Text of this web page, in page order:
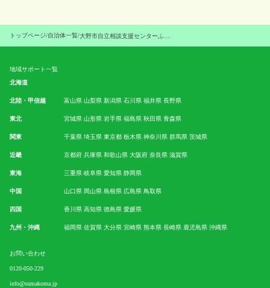
トップページ/自治体一覧/
地域サポート一覧
北海道
北陸・甲信越 富山県 山梨県 新潟県 石川県 福井県 長野県
東北 宮城県 山形県 岩手県 福島県 秋田県 青森県
関東 千葉県 埼玉県 東京都 栃木県 神奈川県 群馬県 茨城県
近畿 京都府 兵庫県 和歌山県 大阪府 奈良県 滋賀県
東海 三重県 岐阜県 愛知県 静岡県
中国 山口県 岡山県 島根県 広島県 鳥取県
四国 香川県 高知県 徳島県 愛媛県
九州・沖縄 福岡県 佐賀県 大分県 宮崎県 熊本県 長崎県 鹿児島県 沖縄県
お問い合わせ
0120-050-229
info@sumakoma.jp